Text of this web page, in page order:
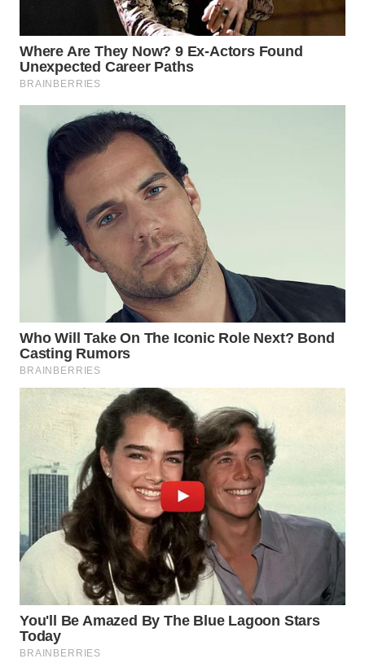
WAHANANEWS
ID
WAHANANEWS
CO ID
WAHANANEWS
NET
WAHANA
SPORT
WAHANA
SELEB
WAHANA
PERSONA
WAHANA
OTOMOTIF
WAHANA
HEALTH
WAHANA
DESA
WISATA